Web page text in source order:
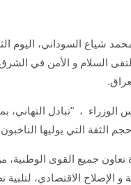
شياع السوداني، اليوم
، "تبادل التهاني،
الثقة التي يوليها
جميع القوى
و الإصلاح الاقتصادي،